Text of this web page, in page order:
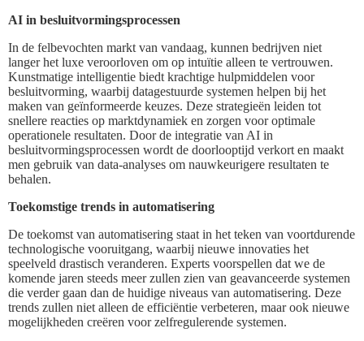
AI in besluitvormingsprocessen
In de felbevochten markt van vandaag, kunnen bedrijven niet
langer het luxe veroorloven om op intuïtie alleen te vertrouwen.
Kunstmatige intelligentie biedt krachtige hulpmiddelen voor
besluitvorming, waarbij datagestuurde systemen helpen bij het
maken van geïnformeerde keuzes. Deze strategieën leiden tot
snellere reacties op marktdynamiek en zorgen voor optimale
operationele resultaten. Door de integratie van AI in
besluitvormingsprocessen wordt de doorlooptijd verkort en maakt
men gebruik van data-analyses om nauwkeurigere resultaten te
behalen.
Toekomstige trends in automatisering
De toekomst van automatisering staat in het teken van voortdurende
technologische vooruitgang, waarbij nieuwe innovaties het
speelveld drastisch veranderen. Experts voorspellen dat we de
komende jaren steeds meer zullen zien van geavanceerde systemen
die verder gaan dan de huidige niveaus van automatisering. Deze
trends zullen niet alleen de efficiëntie verbeteren, maar ook nieuwe
mogelijkheden creëren voor zelfregulerende systemen.